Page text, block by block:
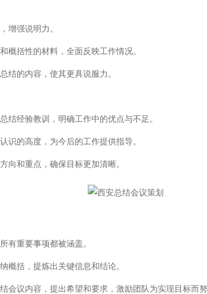
增强说明力。
概括性的材料，全面反映工作情况。
结的内容，使其更具说服力。
结经验教训，明确工作中的优点与不足。
识的高度，为今后的工作提供指导。
向和重点，确保目标更加清晰。
有重要事项都被涵盖。
概括，提炼出关键信息和结论。
会议内容，提出希望和要求，激励团队为实现目标而努